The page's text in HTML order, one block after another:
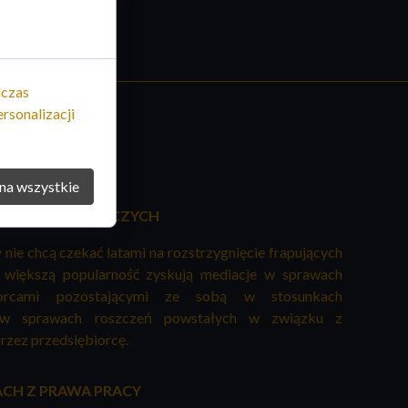
chcą czekać latami na rozstrzygnięcie frapujących
popularność zyskują mediacje w sprawach
pozostającymi ze sobą w stosunkach
sprawach roszczeń powstałych w związku z
przedsiębiorcę.
GOSPODARCZYCH
Z PRAWA PRACY
wszystkie